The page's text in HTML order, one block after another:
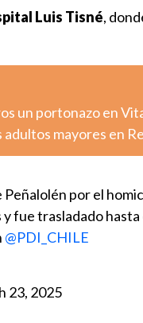
Luis Tisné,
un portonazo en
mayores en
por el
fue trasladado
@PDI_CHILE
23, 2025